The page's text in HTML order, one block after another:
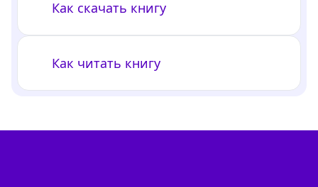
Как скачать книгу
Как читать книгу